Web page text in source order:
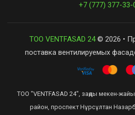
+7 (777) 377-33-
ТОО VENTFASAD 24© 2026 •
поставка вентилируемых
ТОО "VENTFASAD 24", заңды мекен-
район, проспект Нұрсұлтан